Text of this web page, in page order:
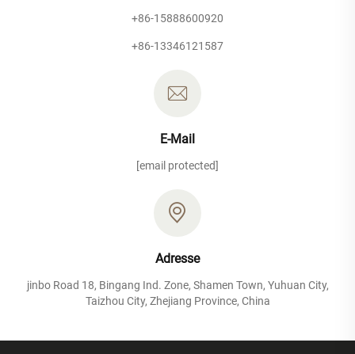
+86-15888600920
+86-13346121587
E-Mail
[email protected]
Adresse
jinbo Road 18, Bingang Ind. Zone, Shamen Town, Yuhuan City,
Taizhou City, Zhejiang Province, China